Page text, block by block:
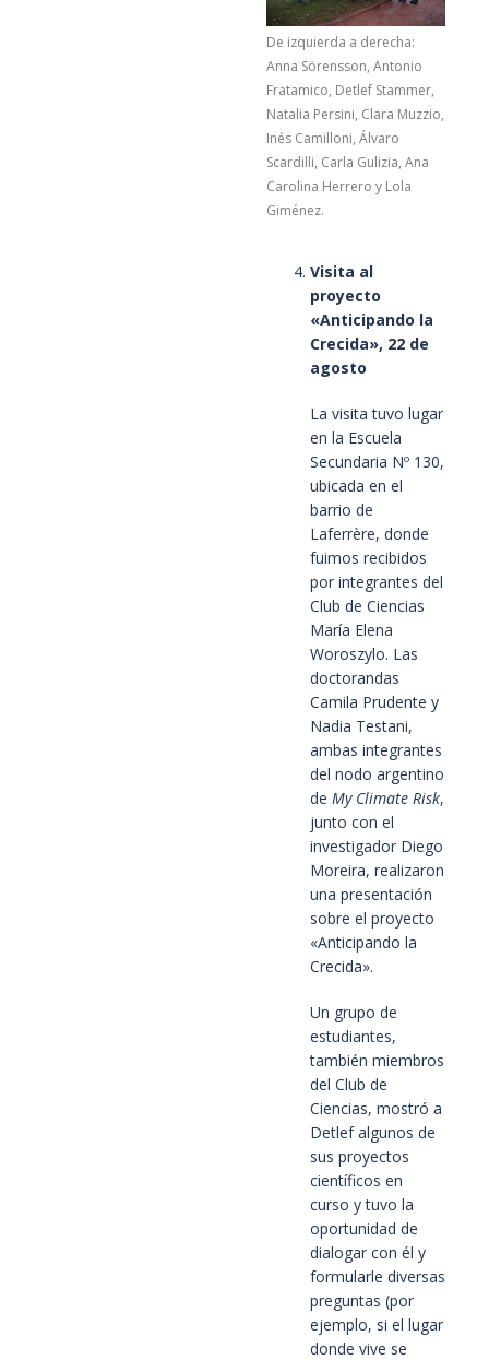
De izquierda a derecha:
Anna Sörensson, Antonio
Fratamico, Detlef Stammer,
Natalia Persini, Clara Muzzio,
Inés Camilloni, Álvaro
Scardilli, Carla Gulizia, Ana
Carolina Herrero y Lola
Giménez.
Visita al
proyecto
«Anticipando la
Crecida», 22 de
agosto
La visita tuvo lugar
en la Escuela
Secundaria Nº 130,
ubicada en el
barrio de
Laferrère, donde
fuimos recibidos
por integrantes del
Club de Ciencias
María Elena
Woroszylo. Las
doctorandas
Camila Prudente y
Nadia Testani,
ambas integrantes
del nodo argentino
de My Climate Risk,
junto con el
investigador Diego
Moreira, realizaron
una presentación
sobre el proyecto
«Anticipando la
Crecida».
Un grupo de
estudiantes,
también miembros
del Club de
Ciencias, mostró a
Detlef algunos de
sus proyectos
científicos en
curso y tuvo la
oportunidad de
dialogar con él y
formularle diversas
preguntas (por
ejemplo, si el lugar
donde vive se